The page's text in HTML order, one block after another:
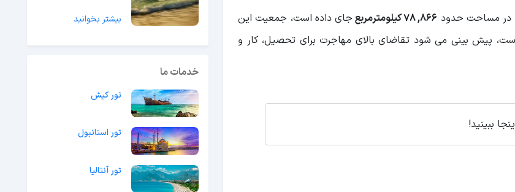
در مساحت حدود 866, 78 کیلومترمربع
جای داده است، جمعیت این
پیش بینی می شود تقاضای بالای مهاجرت برای تحصیل، کار و
ببینید!
بیشتر بخوانید
خدمات ما
تور کیش
تور استانبول
تور آنتالیا